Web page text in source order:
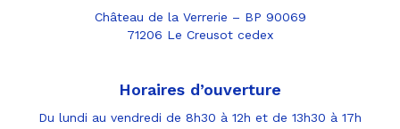
Château de la Verrerie – BP 90069
71206 Le Creusot cedex
Horaires d’ouverture
Du lundi au vendredi de 8h30 à 12h et de 13h30 à 17h